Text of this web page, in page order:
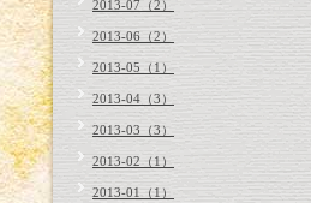
2013-07（2）
2013-06（2）
2013-05（1）
2013-04（3）
2013-03（3）
2013-02（1）
2013-01（1）